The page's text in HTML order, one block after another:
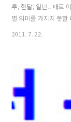
루, 한달, 일년.. 때로
별 의미를 가지지 못
목으로 1년 365일, 그
다른 경우라면..? 가
시간이 흘렀다고 해서
어제 너무도 힘겨웠던
2011. 7. 22.